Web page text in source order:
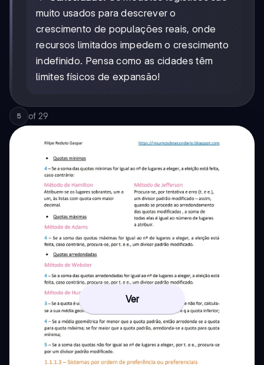
muito usados para descrever o
crescimento de populações reais, onde
recursos limitados impedem o crescimento
indefinido. Pensa como as cidades têm
limites físicos de expansão!
5 of 29
Ver